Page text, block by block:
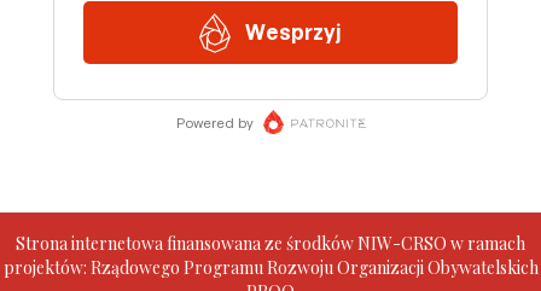
Strona internetowa finansowana ze środków NIW-CRSO w ramach
projektów: Rządowego Programu Rozwoju Organizacji Obywatelskich